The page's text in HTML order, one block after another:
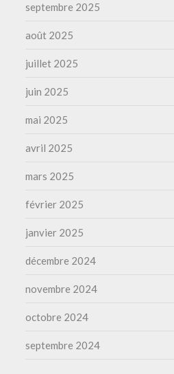
septembre 2025
août 2025
juillet 2025
juin 2025
mai 2025
avril 2025
mars 2025
février 2025
janvier 2025
décembre 2024
novembre 2024
octobre 2024
septembre 2024